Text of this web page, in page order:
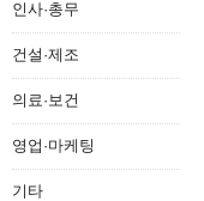
인사·총무
건설·제조
의료·보건
영업·마케팅
기타